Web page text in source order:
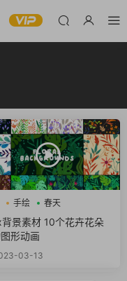
手绘 春天
景素材 10个花卉花朵
形动画
03-13